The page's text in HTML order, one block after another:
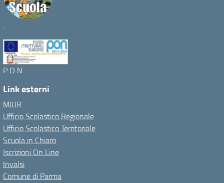
.
P O N
Link esterni
MIUR
Ufficio Scolastico Regionale
Ufficio Scolastico Territoriale
Scuola in Chiaro
Iscrizioni On Line
Invalsi
Comune di Parma